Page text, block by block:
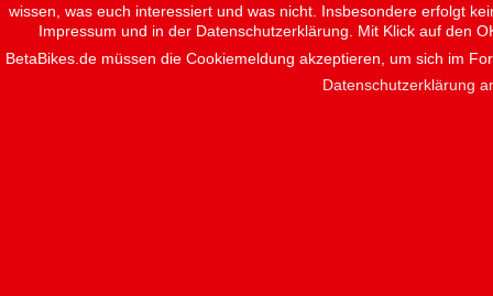
wissen, was euch interessiert und was nicht. Insbesondere erfolgt
Impressum und in der Datenschutzerklärung. Mit Klick auf den
BetaBikes.de müssen die Cookiemeldung akzeptieren, um sich im
Datenschutzerklärung